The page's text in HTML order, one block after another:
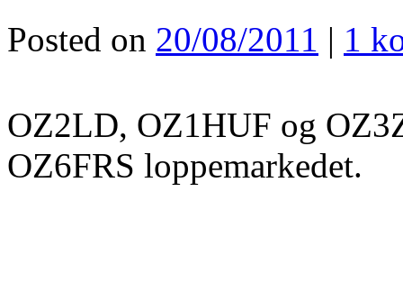
Posted on 20/08/2011 | 1
OZ2LD, OZ1HUF og
OZ6FRS loppemarkedet.